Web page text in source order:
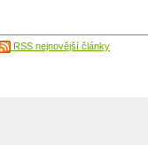
RSS nejnovější články